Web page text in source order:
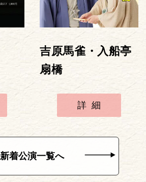
吉原馬雀・入船亭
扇橋
詳細
新着公演一覧へ